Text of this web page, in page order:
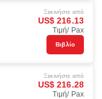
Ξεκινήστε από
US$ 216.13
Τιμή/ Pax
Βιβλίο
Ξεκινήστε από
US$ 216.28
Τιμή/ Pax